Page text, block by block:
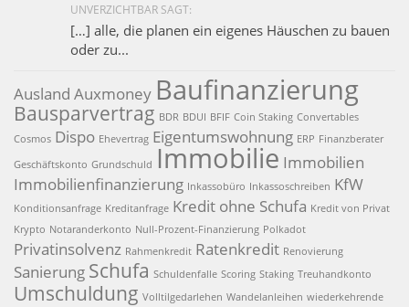
UNVERZICHTBAR SAGT:
[…] alle, die planen ein eigenes Häuschen zu bauen
oder zu...
Ausland Auxmoney Baufinanzierung
Bausparvertrag BDR BDUI BFIF Coin Staking Convertables
Cosmos Dispo Ehevertrag Eigentumswohnung ERP Finanzberater
Geschäftskonto Grundschuld Immobilie Immobilien
Immobilienfinanzierung Inkassobüro Inkassoschreiben KfW
Konditionsanfrage Kreditanfrage Kredit ohne Schufa Kredit von Privat
Krypto Notaranderkonto Null-Prozent-Finanzierung Polkadot
Privatinsolvenz Rahmenkredit Ratenkredit Renovierung
Sanierung Schufa Schuldenfalle Scoring Staking Treuhandkonto
Umschuldung Volltilgedarlehen Wandelanleihen wiederkehrende